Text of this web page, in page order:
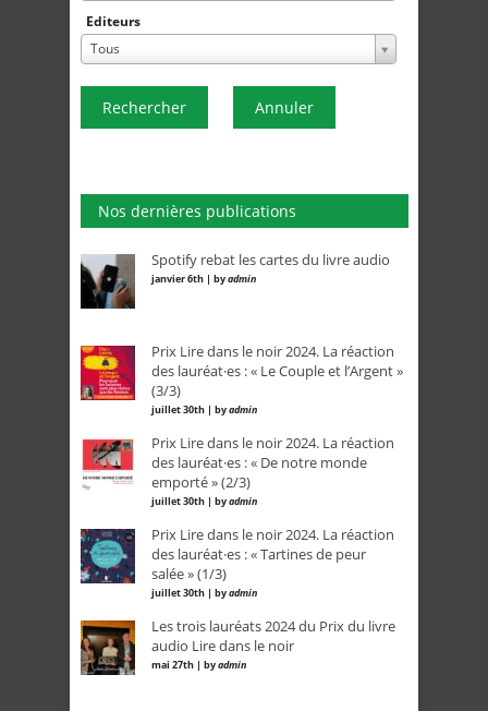
Editeurs
Tous
Rechercher Annuler
Nos dernières publications
Spotify rebat les cartes du livre audio
janvier 6th | byadmin
Prix Lire dans le noir 2024. La réaction
des lauréat·es : « Le Couple et l’Argent »
(3/3)
juillet 30th | byadmin
Prix Lire dans le noir 2024. La réaction
des lauréat·es : « De notre monde
emporté » (2/3)
juillet 30th | byadmin
Prix Lire dans le noir 2024. La réaction
des lauréat·es : « Tartines de peur
salée » (1/3)
juillet 30th | byadmin
Les trois lauréats 2024 du Prix du livre
audio Lire dans le noir
mai 27th | byadmin